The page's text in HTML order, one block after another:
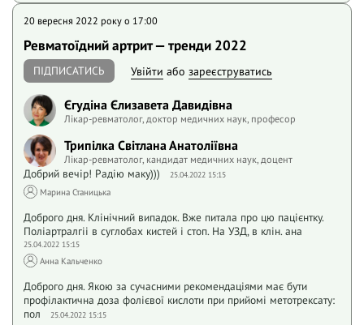
20 вересня 2022 року o 17:00
Ревматоїдний артрит — тренди 2022
ПІДПИСАТИСЬ Увійти або зареєструватись
Єгудіна Єлизавета Давидівна
Лікар-ревматолог, доктор медичних наук, професор
Трипілка Світлана Анатоліївна
Лікар-ревматолог, кандидат медичних наук, доцент
Добрий вечір! Радію маку))) 25.04.2022 15:15
Марина Станицька
Доброго дня. Клінічний випадок. Вже питала про цю пацієнтку.
Поліартралгіі в суглобах кистей і стоп. На УЗД, в клін. ана
25.04.2022 15:15
Анна Кальченко
Доброго дня. Якою за сучасними рекомендаціями має бути
профілактична доза фолієвої кислоти при прийомі метотрексату:
пол
25.04.2022 15:15